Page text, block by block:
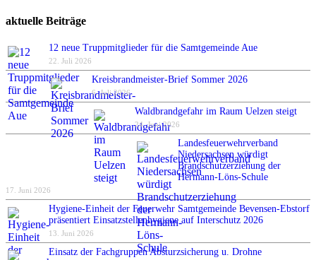
aktuelle Beiträge
12 neue Truppmitglieder für die Samtgemeinde Aue
22. Juli 2026
Kreisbrandmeister-Brief Sommer 2026
6. Juli 2026
Waldbrandgefahr im Raum Uelzen steigt
24. Juni 2026
Landesfeuerwehrverband
Niedersachsen würdigt
Brandschutzerziehung der
Hermann-Löns-Schule
17. Juni 2026
Hygiene-Einheit der Feuerwehr Samtgemeinde Bevensen-Ebstorf
präsentiert Einsatzstellenhygiene auf Interschutz 2026
13. Juni 2026
Einsatz der Fachgruppen Absturzsicherung u. Drohne